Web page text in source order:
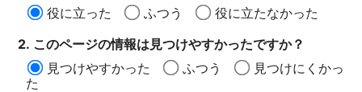
役に立った
ふつう
役に立たなかった
2. このページの情報は見つけやすかったですか？
見つけやすかった
ふつう
見つけにくかっ
た